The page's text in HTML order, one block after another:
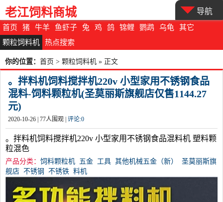
首页 猪 牛羊 鱼虾子 兔 鸡 鸽 锦鲤 鹦鹉 乌龟
其它
颗粒饲料机
热点搜索
老江饲料商城 导航
你的位置： 首页 > 颗粒饲料机 » 正文
。拌料机饲料搅拌机220v 小型家用不锈钢食品
混料-饲料颗粒机(圣莫丽斯旗舰店仅售1144.27
元)
2020-10-26 | 77人围观 | 评论:0
。拌料机饲料搅拌机220v 小型家用不锈钢食品混料机 塑料颗
粒混色
产品分类： 饲料颗粒机 五金 工具 其他机械五金（新）
圣莫丽斯旗
舰店 不锈钢 不锈铁 料机